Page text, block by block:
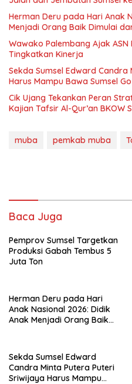
Herman Deru pada Hari Anak
Menjadi Orang Baik Dimulai
Wawako Palembang Ajak
Tingkatkan Kinerja
Sekda Sumsel Edward
Harus Mampu Bawa Sumsel
Cik Ujang Tekankan Peran
Kajian Tafsir Al-Qur’an BKOW
muba pemkab muba
Baca Juga
Pemprov Sumsel Targetkan
Produksi Gabah Tembus 5
Juta Ton
Herman Deru pada Hari
Anak Nasional 2026: Didik
Anak Menjadi Orang Baik
Sekda Sumsel Edward
Candra Minta Putera Puteri
Sriwijaya Harus Mampu